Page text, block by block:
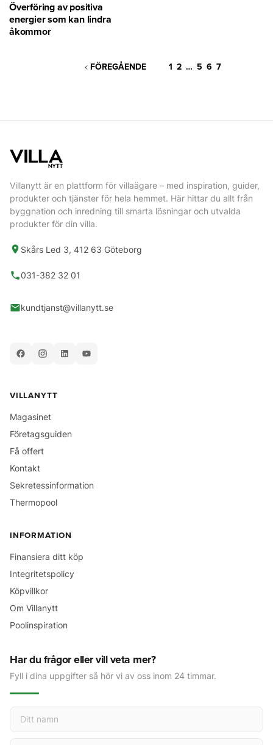
Överföring av positiva
energier som kan lindra
åkommor
FÖREGÅENDE 1 2 … 5 6 7
Villanytt är en plattform för villaägare – med inspiration, guider,
produkter och tjänster för hela hemmet. Här hittar du allt från
byggnation och inredning till smarta lösningar och utvalda
produkter för din villa.
Skårs Led 3, 412 63 Göteborg
031-382 32 01
kundtjanst@villanytt.se
VILLANYTT
Magasinet
Företagsguiden
Få offert
Kontakt
Sekretessinformation
Thermopool
INFORMATION
Finansiera ditt köp
Integritetspolicy
Köpvillkor
Om Villanytt
Poolinspiration
Har du frågor eller vill veta mer?
Fyll i dina uppgifter så hör vi av oss inom 24 timmar.